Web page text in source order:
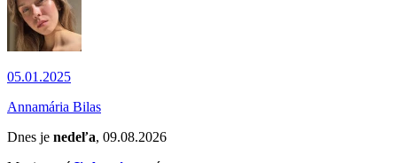
05.01.2025
Annamária Bilas
Dnes je nedeľa, 09.08.2026